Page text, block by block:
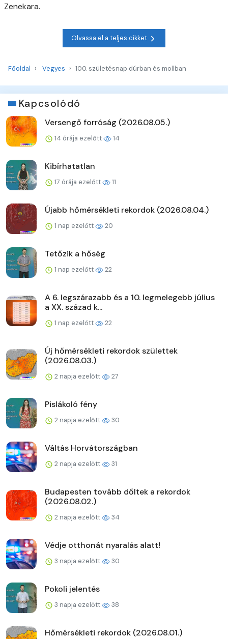
Zenekara.
Olvassa el a teljes cikket
Főoldal Vegyes 100. születésnap dúrban és mollban
Kapcsolódó
Versengő forróság (2026.08.05.)
14 órája ezelőtt 14
Kibírhatatlan
17 órája ezelőtt 11
Újabb hőmérsékleti rekordok (2026.08.04.)
1 nap ezelőtt 20
Tetőzik a hőség
1 nap ezelőtt 22
A 6. legszárazabb és a 10. legmelegebb július
a XX. század k...
1 nap ezelőtt 22
Új hőmérsékleti rekordok születtek
(2026.08.03.)
2 napja ezelőtt 27
Pislákoló fény
2 napja ezelőtt 30
Váltás Horvátországban
2 napja ezelőtt 31
Budapesten tovább dőltek a rekordok
(2026.08.02.)
2 napja ezelőtt 34
Védje otthonát nyaralás alatt!
3 napja ezelőtt 30
Pokoli jelentés
3 napja ezelőtt 38
Hőmérsékleti rekordok (2026.08.01.)